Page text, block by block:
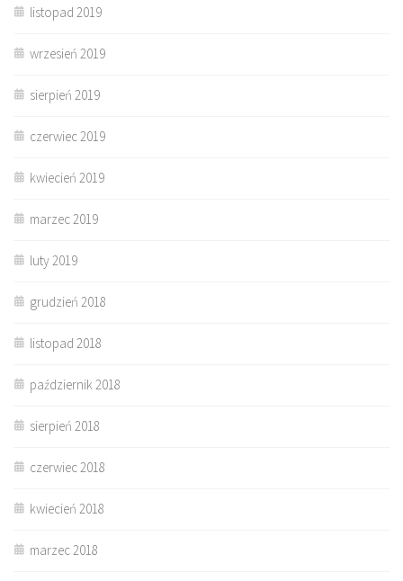
listopad 2019
wrzesień 2019
sierpień 2019
czerwiec 2019
kwiecień 2019
marzec 2019
luty 2019
grudzień 2018
listopad 2018
październik 2018
sierpień 2018
czerwiec 2018
kwiecień 2018
marzec 2018